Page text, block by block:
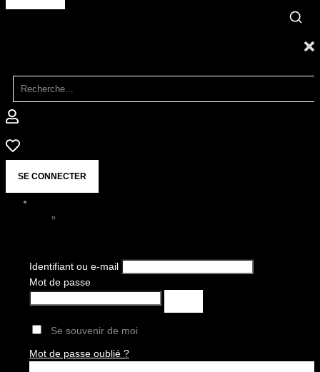
SE CONNECTER
Identifiant ou e-mail
Mot de passe
Se souvenir de moi
Mot de passe oublié ?